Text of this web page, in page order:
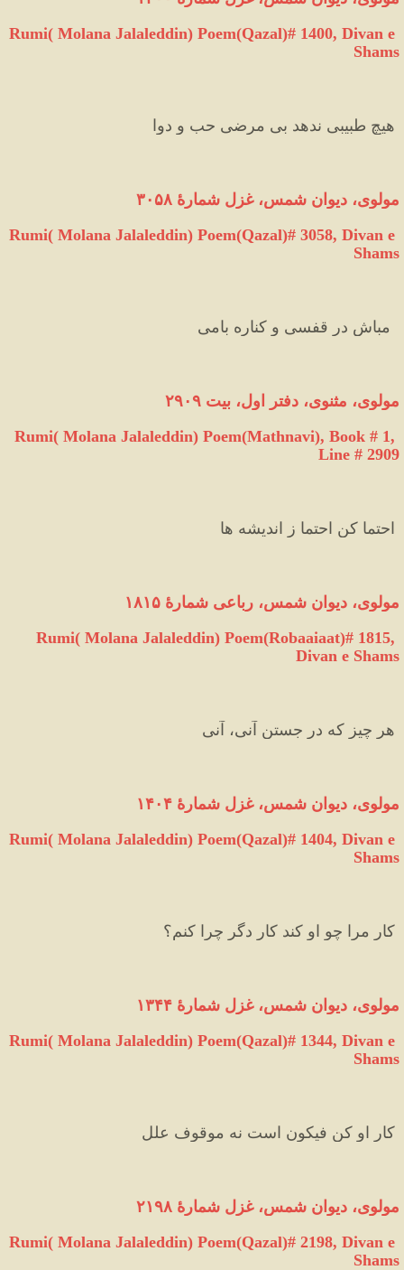
Rumi( Molana Jalaleddin) Poem(Qazal)# 1400, Divan e
Shams
هیچ طبیبی ندهد بی مرضی حب و دوا
مولوی، دیوان شمس، غزل شمارهٔ ۳۰۵۸
Rumi( Molana Jalaleddin) Poem(Qazal)# 3058, Divan e
Shams
مباش در قفسی و کناره بامی
مولوی، مثنوی، دفتر اول، بیت ۲۹۰۹
Rumi( Molana Jalaleddin) Poem(Mathnavi), Book # 1,
Line # 2909
احتما کن احتما ز اندیشه ها
مولوی، دیوان شمس، رباعی شمارهٔ ۱۸۱۵
Rumi( Molana Jalaleddin) Poem(Robaaiaat)# 1815,
Divan e Shams
هر چیز که در جستن آنی، آنی
مولوی، دیوان شمس، غزل شمارهٔ ۱۴۰۴
Rumi( Molana Jalaleddin) Poem(Qazal)# 1404, Divan e
Shams
کار مرا چو او کند کار دگر چرا کنم؟
مولوی، دیوان شمس، غزل شمارهٔ ۱۳۴۴
Rumi( Molana Jalaleddin) Poem(Qazal)# 1344, Divan e
Shams
کار او کن فیکون است نه موقوف علل
مولوی، دیوان شمس، غزل شمارهٔ ۲۱۹۸
Rumi( Molana Jalaleddin) Poem(Qazal)# 2198, Divan e
Shams